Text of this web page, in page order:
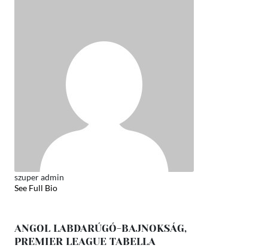
szuper admin
See Full Bio
ANGOL LABDARÚGÓ-BAJNOKSÁG,
PREMIER LEAGUE TABELLA